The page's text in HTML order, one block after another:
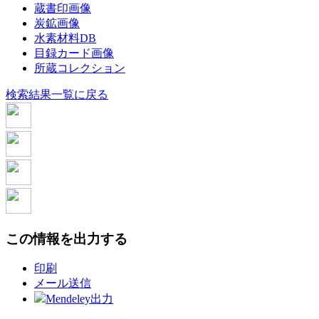
蔵書印画像
炭鉱画像
水素材料DB
目録カード画像
所蔵コレクション
検索結果一覧に戻る
この情報を出力する
印刷
メール送信
Mendeley出力